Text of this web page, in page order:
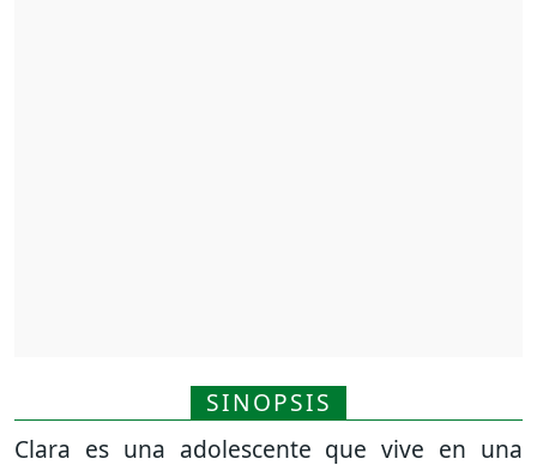
SINOPSIS
Clara es una adolescente que vive en una